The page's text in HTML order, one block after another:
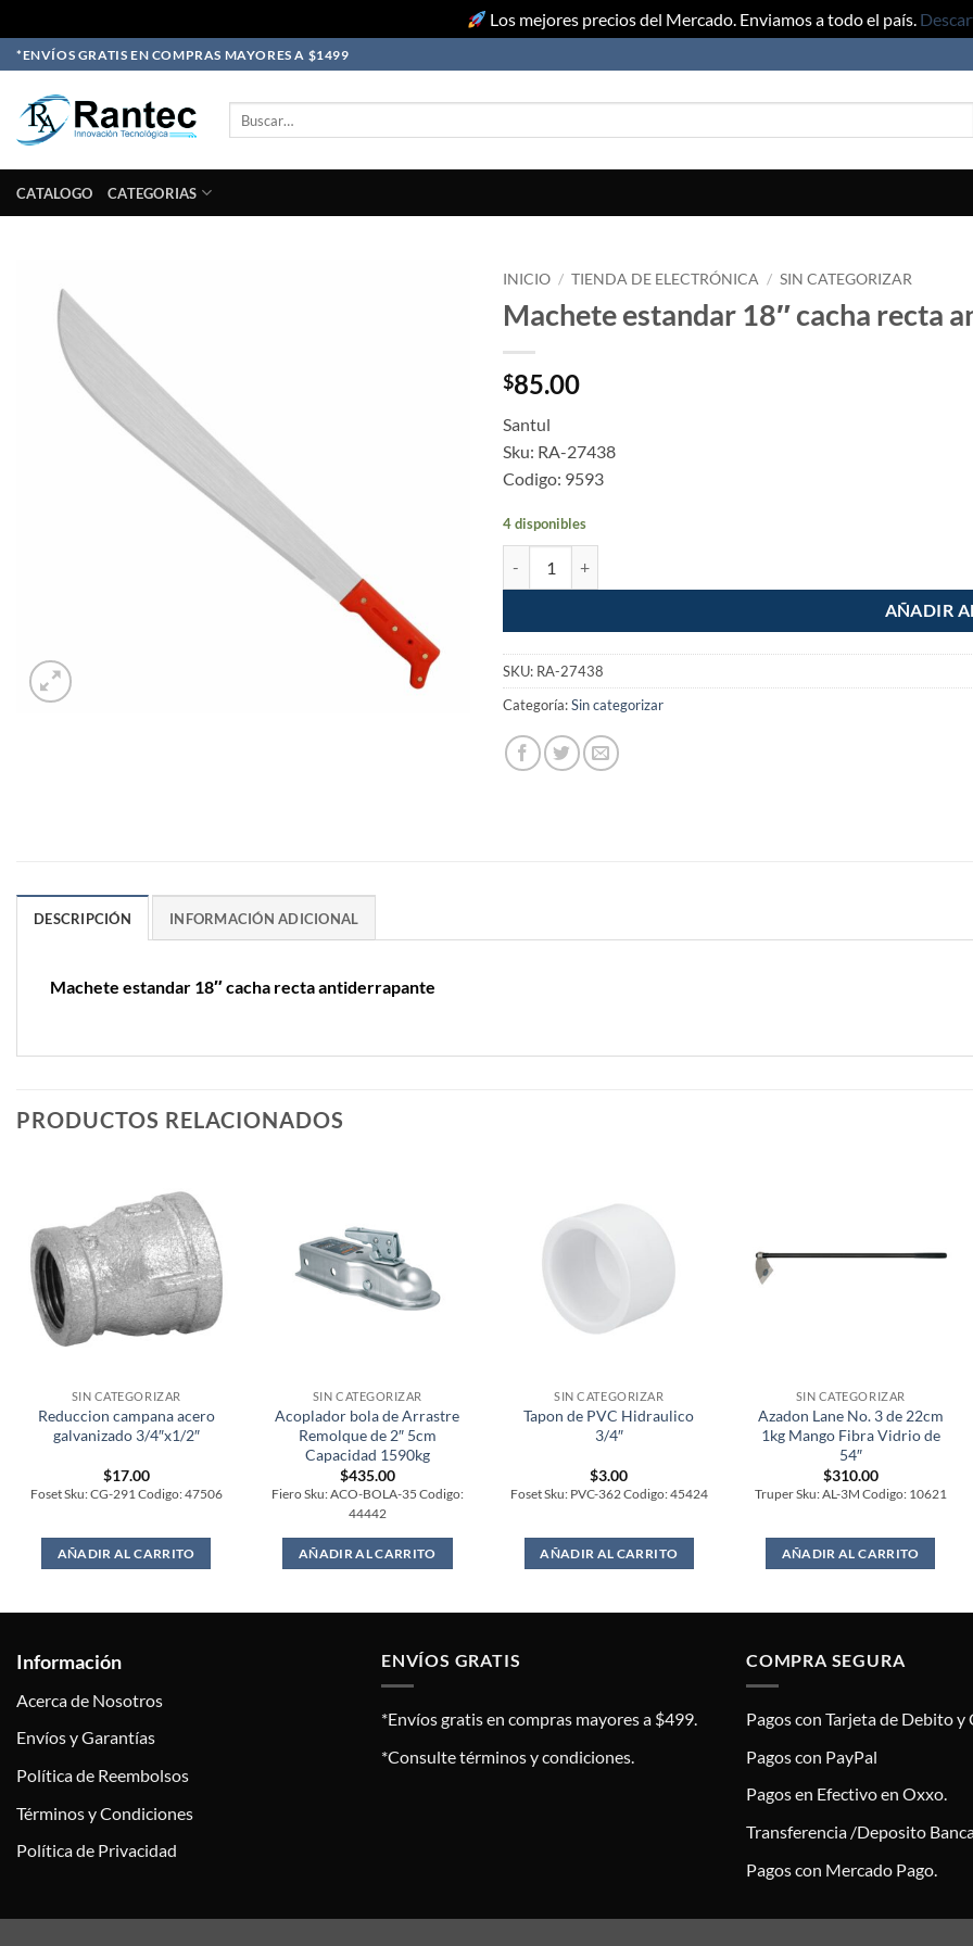
Los mejores precios del Mercado. Enviamos a todo el país.
Skip
to
content
*ENVÍOS GRATIS EN COMPRAS MAYORES A $1499
CATALOGO CATEGORIAS
INICIO / TIENDA DE ELECTRÓNICA / SIN CATEGORIZAR
Machete estandar 18″ cacha recta
$85.00
Santul
Sku: RA-27438
Codigo: 9593
4 disponibles
AÑADIR
SKU: RA-27438
Categoría:Sin categorizar
DESCRIPCIÓN INFORMACIÓN ADICIONAL
Machete estandar 18″ cacha recta antiderrapante
PRODUCTOS RELACIONADOS
SIN CATEGORIZAR
Reduccion campana acero
galvanizado 3/4″x1/2″
$17.00
Foset Sku: CG-291 Codigo: 47506
AÑADIR AL CARRITO
SIN CATEGORIZAR
Acoplador bola de Arrastre
Remolque de 2″ 5cm
Capacidad 1590kg
$435.00
Fiero Sku: ACO-BOLA-35 Codigo:
44442
AÑADIR AL CARRITO
SIN CATEGORIZAR
Tapon de PVC Hidraulico
3/4″
$3.00
Foset Sku: PVC-362 Codigo: 45424
AÑADIR AL CARRITO
SIN CATEGORIZAR
Azadon Lane No. 3 de 22cm
1kg Mango Fibra Vidrio de
54″
$310.00
Truper Sku: AL-3M Codigo: 10621
AÑADIR AL CARRITO
Información
Acerca de Nosotros
Envíos y Garantías
Política de Reembolsos
Términos y Condiciones
Política de Privacidad
ENVÍOS GRATIS
*Envíos gratis en compras mayores a $499.
*Consulte términos y condiciones.
COMPRA SEGURA
Pagos con Tarjeta de Debito y
Pagos con PayPal
Pagos en Efectivo en Oxxo.
Transferencia /Deposito
Pagos con Mercado Pago.